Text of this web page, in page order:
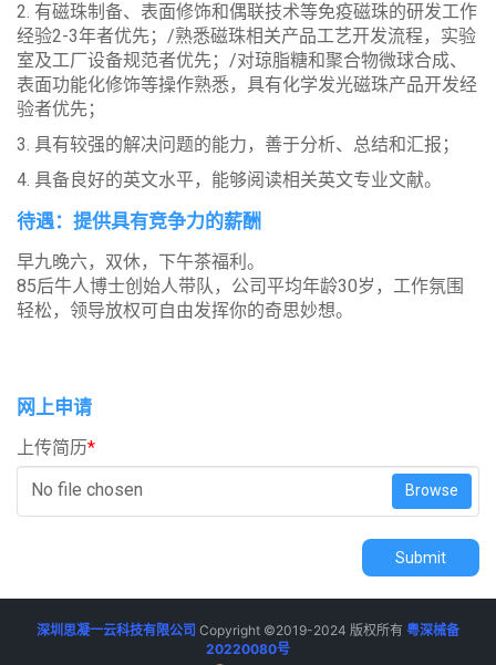
2. 有磁珠制备、表面修饰和偶联技术等免疫磁珠的研发工作
经验2-3年者优先；/熟悉磁珠相关产品工艺开发流程，实验
室及工厂设备规范者优先；/对琼脂糖和聚合物微球合成、
表面功能化修饰等操作熟悉，具有化学发光磁珠产品开发经
验者优先；
3. 具有较强的解决问题的能力，善于分析、总结和汇报；
4. 具备良好的英文水平，能够阅读相关英文专业文献。
待遇：提供具有竞争力的薪酬
早九晚六，双休，下午茶福利。
85后牛人博士创始人带队，公司平均年龄30岁，工作氛围
轻松，领导放权可自由发挥你的奇思妙想。
网上申请
上传简历*
No file chosen
Browse
Submit
深圳思凝一云科技有限公司 Copyright ©2019-2024 版权所有 粤深械备
20220080号